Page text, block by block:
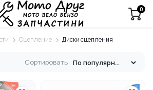
0
Сцепление Диски сцепления
Сортировать